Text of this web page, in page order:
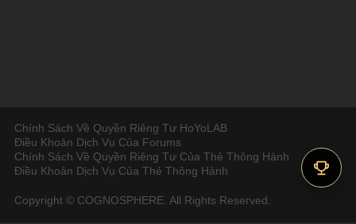
Chính Sách Về Quyền Riêng Tư HoYoLAB
Điều Khoản Dịch Vụ Của Forums
Chính Sách Về Quyền Riêng Tư Của Thẻ Thông Hành
Điều Khoản Dịch Vụ Của Thẻ Thông Hành
Copyright © COGNOSPHERE. All Rights Reserved.